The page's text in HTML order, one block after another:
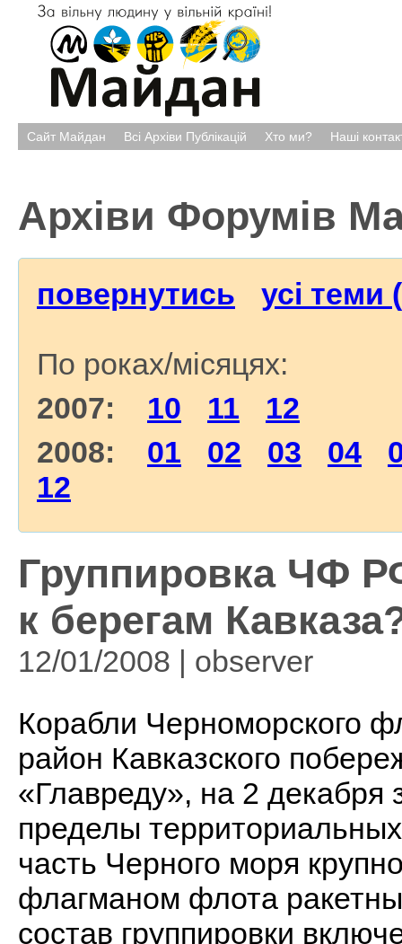
Сайт Майдан Всі Архіви Публікацій Хто ми? Наші
Архіви Форумів
повернутись усі теми
По роках/місяцях:
2007: 10 11
12
2008: 01 02 03 04
12
Группировка ЧФ
к берегам
12/01/2008 | observеr
Корабли Черноморского
район Кавказского
«Главреду», на 2
пределы
часть Черного моря
флагманом флота
состав группировки